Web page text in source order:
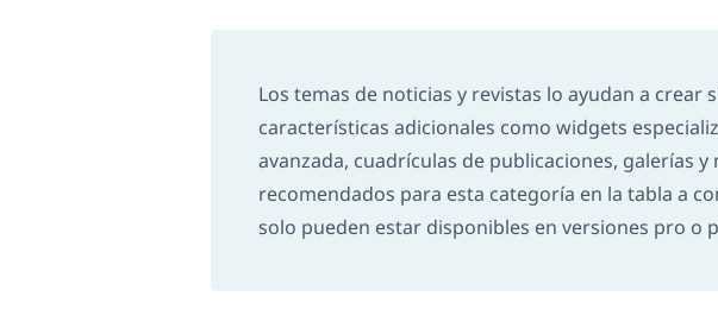
Los temas de noticias y revistas lo ayudan a
características adicionales como widgets
avanzada, cuadrículas de publicaciones, galerías
recomendados para esta categoría en la tabla a
solo pueden estar disponibles en versiones pro o